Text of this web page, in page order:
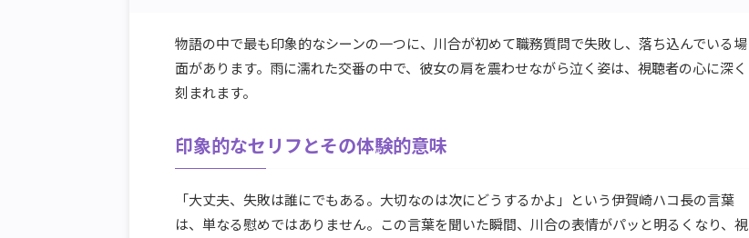
物語の中で最も印象的なシーンの一つに、川合が初めて職務質問で失敗し、落ち込んでいる場
面があります。雨に濡れた交番の中で、彼女の肩を震わせながら泣く姿は、視聴者の心に深く
刻まれます。
印象的なセリフとその体験的意味
「大丈夫、失敗は誰にでもある。大切なのは次にどうするかよ」という伊賀崎ハコ長の言葉
は、単なる慰めではありません。この言葉を聞いた瞬間、川合の表情がパッと明るくなり、視